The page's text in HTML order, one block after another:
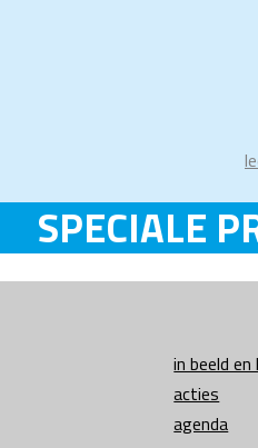
SPECIALE
in beeld en
acties
agenda